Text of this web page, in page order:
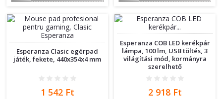
Esperanza Clasic egérpad
játék, fekete, 440x354x4 mm
Ár
1 542 Ft
Esperanza COB LED kerékpár
lámpa, 100 lm, USB töltés, 3
világítási mód, kormányra
szerelhető
Ár
2 918 Ft